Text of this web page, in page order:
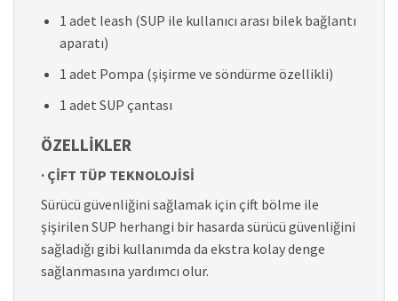
1 adet leash (SUP ile kullanıcı arası bilek bağlantı
aparatı)
1 adet Pompa (şişirme ve söndürme özellikli)
1 adet SUP çantası
ÖZELLİKLER
· ÇİFT TÜP TEKNOLOJİSİ
Sürücü güvenliğini sağlamak için çift bölme ile
şişirilen SUP herhangi bir hasarda sürücü güvenliğini
sağladığı gibi kullanımda da ekstra kolay denge
sağlanmasına yardımcı olur.